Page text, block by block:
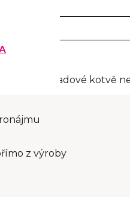
na základové kotvě
z výroby